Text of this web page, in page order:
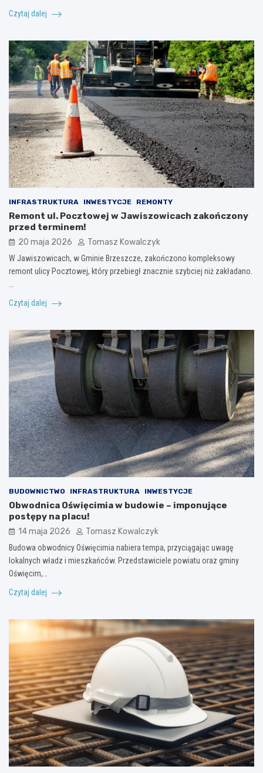
Czytaj dalej
INFRASTRUKTURA INWESTYCJE REMONTY
Remont ul. Pocztowej w Jawiszowicach zakończony
przed terminem!
20 maja 2026 Tomasz Kowalczyk
W Jawiszowicach, w Gminie Brzeszcze, zakończono kompleksowy
remont ulicy Pocztowej, który przebiegł znacznie szybciej niż zakładano.
Czytaj dalej
BUDOWNICTWO INFRASTRUKTURA INWESTYCJE
Obwodnica Oświęcimia w budowie – imponujące
postępy na placu!
14 maja 2026 Tomasz Kowalczyk
Budowa obwodnicy Oświęcimia nabiera tempa, przyciągając uwagę
lokalnych władz i mieszkańców. Przedstawiciele powiatu oraz gminy
Oświęcim,…
Czytaj dalej